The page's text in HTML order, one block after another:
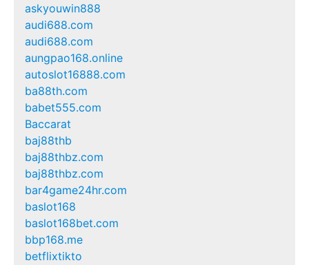
askyouwin888
audi688.com
audi688.com
aungpao168.online
autoslot16888.com
ba88th.com
babet555.com
Baccarat
baj88thb
baj88thbz.com
baj88thbz.com
bar4game24hr.com
baslot168
baslot168bet.com
bbp168.me
betflixtikto